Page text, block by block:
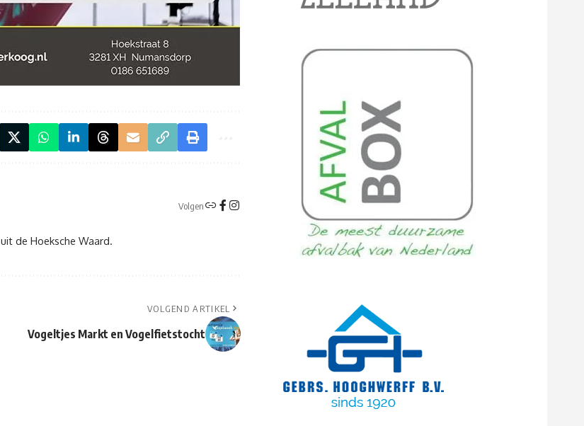
Volgen
de Hoeksche Waard.
VOLGEND ARTIKEL
Vogeltjes Markt en Vogelfietstocht